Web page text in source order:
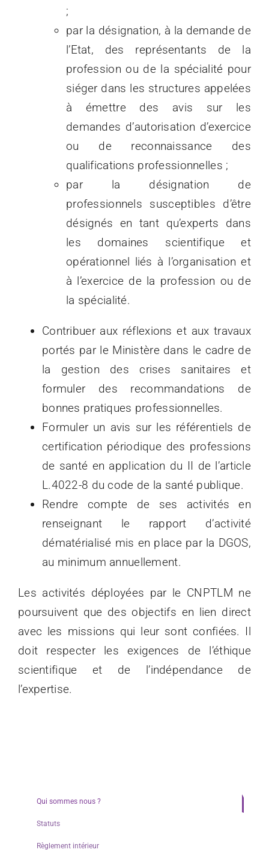
;
par la désignation, à la demande de
l’Etat, des représentants de la
profession ou de la spécialité pour
siéger dans les structures appelées
à émettre des avis sur les
demandes d’autorisation d’exercice
ou de reconnaissance des
qualifications professionnelles ;
par la désignation de
professionnels susceptibles d’être
désignés en tant qu’experts dans
les domaines scientifique et
opérationnel liés à l’organisation et
à l’exercice de la profession ou de
la spécialité.
Contribuer aux réflexions et aux travaux
portés par le Ministère dans le cadre de
la gestion des crises sanitaires et
formuler des recommandations de
bonnes pratiques professionnelles.
Formuler un avis sur les référentiels de
certification périodique des professions
de santé en application du II de l’article
L.4022-8 du code de la santé publique.
Rendre compte de ses activités en
renseignant le rapport d’activité
dématérialisé mis en place par la DGOS,
au minimum annuellement.
Les activités déployées par le CNPTLM ne
poursuivent que des objectifs en lien direct
avec les missions qui leur sont confiées. Il
doit respecter les exigences de l’éthique
scientifique et de l’indépendance de
l’expertise.
Qui sommes nous ?
Statuts
Règlement intérieur